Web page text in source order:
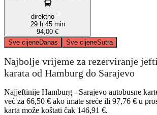
direktno
29 h 45 min
94,00 €
Sve cijeneDanas Sve cijeneSutra
Najbolje vrijeme za rezerviranje
karata od Hamburg do Sarajevo
Najjeftinije Hamburg - Sarajevo autobusne
već za 66,50 € ako imate sreće ili 97,76 € u
karta može koštati čak 146,91 €.